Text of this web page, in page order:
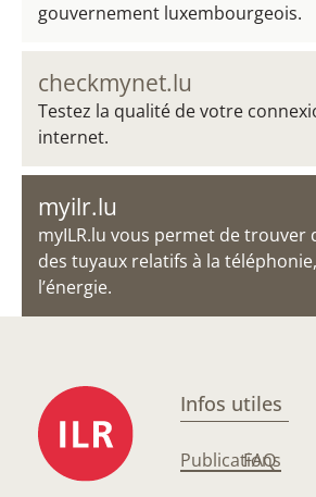
gouvernement luxembourgeois.
checkmynet.lu
Testez la qualité de votre
internet.
myilr.lu
myILR.lu vous permet de trouver
des tuyaux relatifs à la
l’énergie.
Infos utiles
Publications
FAQ